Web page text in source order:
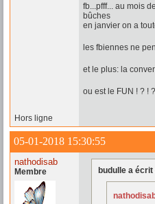
fb...pfff... au mois
bûches
en janvier on a
les fbiennes ne
et le plus: la
ou est le FUN ! ? ! ?
Hors ligne
05-01-2018 15:30:55
nathodisab
Membre budulle a écrit